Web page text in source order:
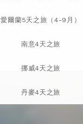
愛爾蘭5天之旅（4-9月）
南意4天之旅
挪威4天之旅
丹麥4天之旅